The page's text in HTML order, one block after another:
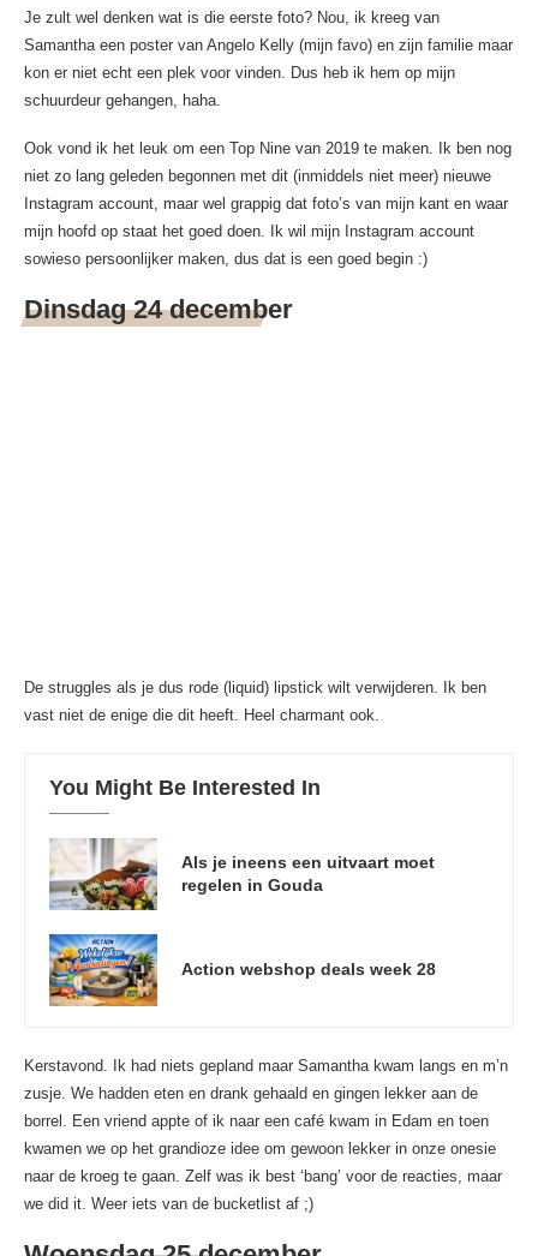
Je zult wel denken wat is die eerste foto? Nou, ik kreeg van
Samantha een poster van Angelo Kelly (mijn favo) en zijn familie maar
kon er niet echt een plek voor vinden. Dus heb ik hem op mijn
schuurdeur gehangen, haha.
Ook vond ik het leuk om een Top Nine van 2019 te maken. Ik ben nog
niet zo lang geleden begonnen met dit (inmiddels niet meer) nieuwe
Instagram account, maar wel grappig dat foto’s van mijn kant en waar
mijn hoofd op staat het goed doen. Ik wil mijn Instagram account
sowieso persoonlijker maken, dus dat is een goed begin :)
Dinsdag 24 december
De struggles als je dus rode (liquid) lipstick wilt verwijderen. Ik ben
vast niet de enige die dit heeft. Heel charmant ook.
You Might Be Interested In
Als je ineens een uitvaart moet
regelen in Gouda
Action webshop deals week 28
Kerstavond. Ik had niets gepland maar Samantha kwam langs en m’n
zusje. We hadden eten en drank gehaald en gingen lekker aan de
borrel. Een vriend appte of ik naar een café kwam in Edam en toen
kwamen we op het grandioze idee om gewoon lekker in onze onesie
naar de kroeg te gaan. Zelf was ik best ‘bang’ voor de reacties, maar
we did it. Weer iets van de bucketlist af ;)